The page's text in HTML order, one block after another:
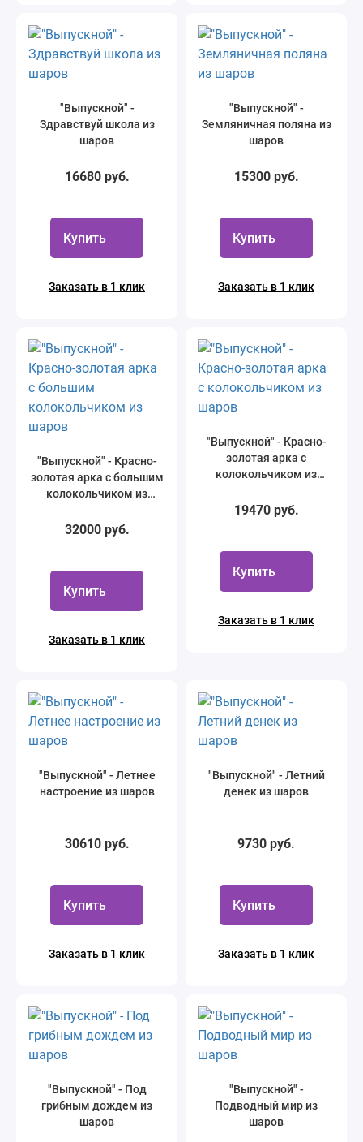
"Выпускной" -
Здравствуй школа из
шаров
16680 руб.
Купить
Заказать в 1 клик
"Выпускной" -
Земляничная поляна из
шаров
15300 руб.
Купить
Заказать в 1 клик
"Выпускной" - Красно-
золотая арка с большим
колокольчиком из
32000 руб.
Купить
Заказать в 1 клик
"Выпускной" - Красно-
золотая арка с
колокольчиком из
19470 руб.
Купить
Заказать в 1 клик
"Выпускной" - Летнее
настроение из шаров
30610 руб.
Купить
Заказать в 1 клик
"Выпускной" - Летний
денек из шаров
9730 руб.
Купить
Заказать в 1 клик
"Выпускной" - Под
грибным дождем из
шаров
"Выпускной" -
Подводный мир из
шаров